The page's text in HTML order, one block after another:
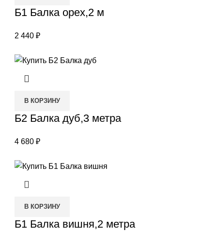
Б1 Балка орех,2 м
2 440 ₽
В КОРЗИНУ
Б2 Балка дуб,3 метра
4 680 ₽
В КОРЗИНУ
Б1 Балка вишня,2 метра